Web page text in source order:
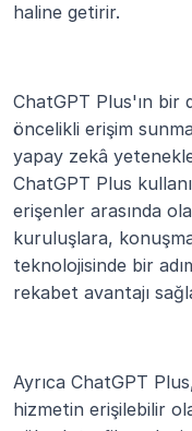
haline getirir.
ChatGPT Plus'ın bir
öncelikli erişim
yapay zekâ
ChatGPT Plus
erişenler arasında
kuruluşlara,
teknolojisinde bir
rekabet avantajı
Ayrıca ChatGPT
hizmetin erişilebilir